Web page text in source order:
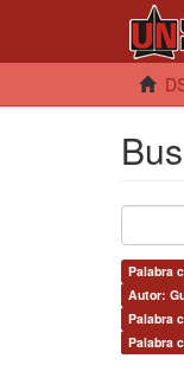
Palabra
Autor:
Palabra
Palabra